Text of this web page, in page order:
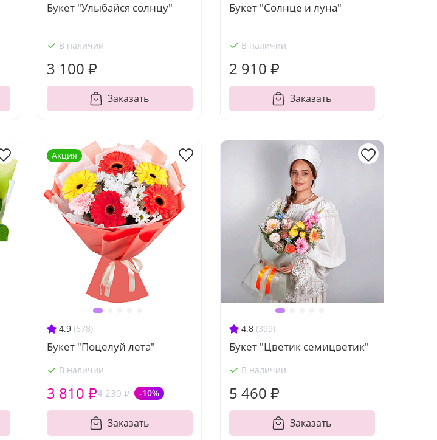
Букет "Улыбайся солнцу"
В наличии
3 100 ₽
Заказать
Букет "Солнце и луна"
В наличии
2 910 ₽
Заказать
4.9 (678)
Букет "Поцелуй лета"
В наличии
4 230 ₽ -10%
3 810 ₽
Заказать
Акция
4.8 (399)
Букет "Цветик семицветик"
В наличии
5 460 ₽
Заказать